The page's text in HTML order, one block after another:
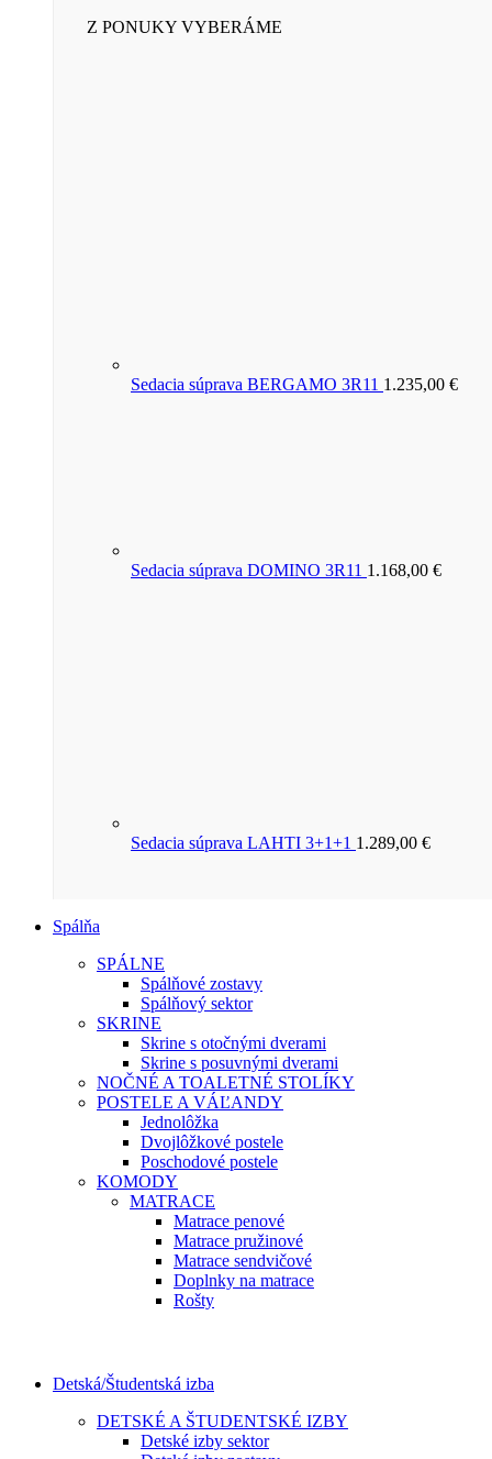
Z PONUKY VYBERÁME
Sedacia súprava BERGAMO 3R11 1.235,00 €
Sedacia súprava DOMINO 3R11 1.168,00 €
Sedacia súprava LAHTI 3+1+1 1.289,00 €
Spálňa
SPÁLNE
Spálňové zostavy
Spálňový sektor
SKRINE
Skrine s otočnými dverami
Skrine s posuvnými dverami
NOČNÉ A TOALETNÉ STOLÍKY
POSTELE A VÁĽANDY
Jednolôžka
Dvojlôžkové postele
Poschodové postele
KOMODY
MATRACE
Matrace penové
Matrace pružinové
Matrace sendvičové
Doplnky na matrace
Rošty
Detská/Študentská izba
DETSKÉ A ŠTUDENTSKÉ IZBY
Detské izby sektor